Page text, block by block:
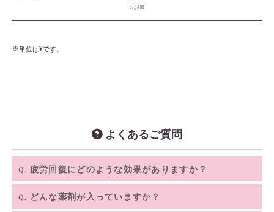
5,500
※単位は¥です。
よくあるご質問
Q. 疲労回復にどのような効果がありますか？
活力改復、滋養強壮、風邪の改善、肝機能改善、アレルギー体
Q. どんな薬剤が入っていますか？